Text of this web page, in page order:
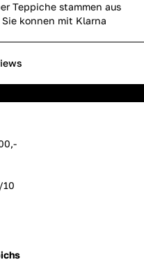
Teppiche stammen aus
konnen mit Klarna
10